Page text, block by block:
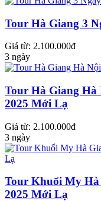
Tour Hà Giang 3
Giá từ: 2.100.000đ
3 ngày
Tour Hà Giang Hà
2025 Mới Lạ
Giá từ: 2.100.000đ
3 ngày
Tour Khuổi My Hà
2025 Mới Lạ